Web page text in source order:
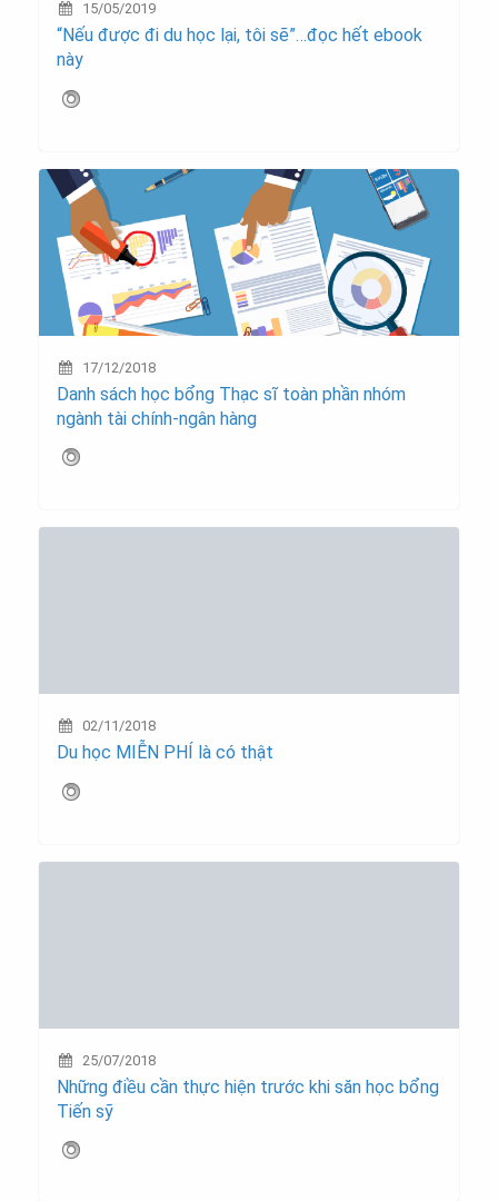
15/05/2019
“Nếu được đi du học lại, tôi sẽ”…đọc hết ebook
này
17/12/2018
Danh sách học bổng Thạc sĩ toàn phần nhóm
ngành tài chính-ngân hàng
02/11/2018
Du học MIỄN PHÍ là có thật
25/07/2018
Những điều cần thực hiện trước khi săn học bổng
Tiến sỹ